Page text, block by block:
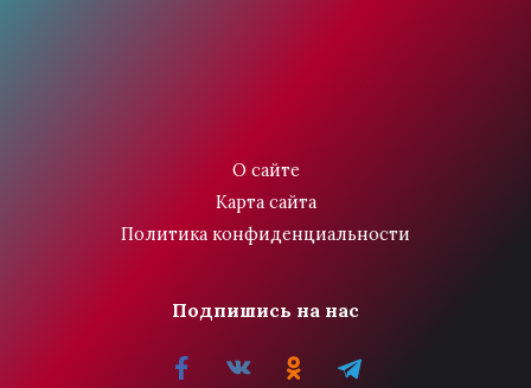
О сайте
Карта сайта
Политика конфиденциальности
Подпишись на нас